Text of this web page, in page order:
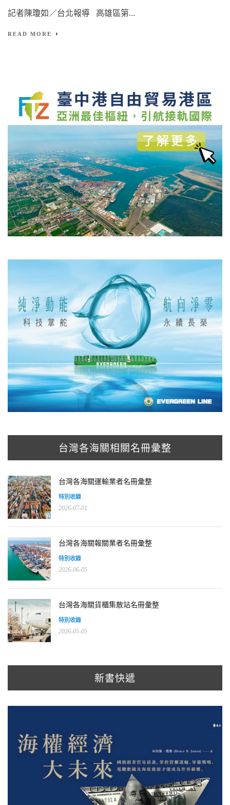
記者陳瓊如／台北報導 高雄區第...
READ MORE
台灣各海關相關名冊彙整
台灣各海關運輸業者名冊彙整
特別收錄
2026-07-01
台灣各海關報關業者名冊彙整
特別收錄
2026-06-05
台灣各海關貨櫃集散站名冊彙整
特別收錄
2026-05-05
新書快遞